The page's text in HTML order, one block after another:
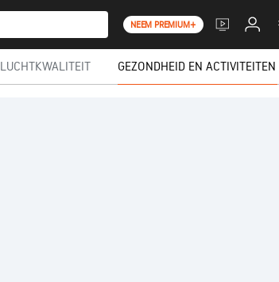
NEEM PREMIUM+
LUCHTKWALITEIT GEZONDHEID EN ACTIVITEITEN